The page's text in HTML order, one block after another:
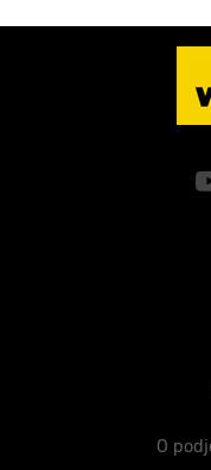
O